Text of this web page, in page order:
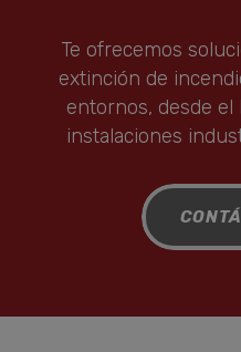
Te ofrecemos
extinción de
entornos, desde el
instalaciones